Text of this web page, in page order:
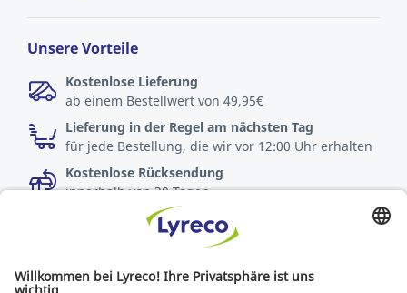
Unsere Vorteile
Kostenlose Lieferung
ab einem Bestellwert von 49,95€
Lieferung in der Regel am nächsten Tag
für jede Bestellung, die wir vor 12:00 Uhr erhalten
Kostenlose Rücksendung
innerhalb von 30 Tagen
Spezialist für jeden Arbeitsplatz
Die neuesten Nachrichten und Tipps von Experten